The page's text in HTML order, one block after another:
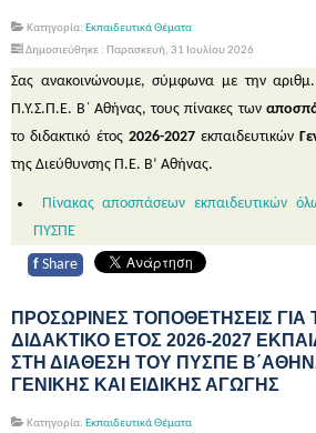
Κατηγορία: Εκπαιδευτικά Θέματα
Δημοσιεύθηκε : Παρασκευή, 31 Ιουλίου 2026
Σας ανακοινώνουμε, σύμφωνα με την αριθμ.
Π.Υ.Σ.Π.Ε. Β΄ Αθήνας, τους πίνακες των
το διδακτικό έτος 2026-2027 εκπαιδευτικών
της Διεύθυνσης Π.Ε. Β’ Αθήνας.
Πίνακας αποσπάσεων εκπαιδευτικών
ΠΥΣΠΕ
f Share
ΠΡΟΣΩΡΙΝΕΣ ΤΟΠΟΘΕΤΗΣΕΙΣ ΓΙΑ
ΔΙΔΑΚΤΙΚΟ ΕΤΟΣ 2026-2027
ΣΤΗ ΔΙΑΘΕΣΗ ΤΟΥ ΠΥΣΠΕ
ΓΕΝΙΚΗΣ ΚΑΙ ΕΙΔΙΚΗΣ ΑΓΩΓΗΣ
Κατηγορία: Εκπαιδευτικά Θέματα